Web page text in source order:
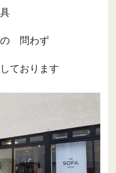
問わず
ております